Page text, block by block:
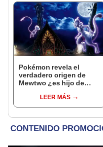
Pokémon revela el
verdadero origen de
Mewtwo ¿es hijo de
LEER MÁS